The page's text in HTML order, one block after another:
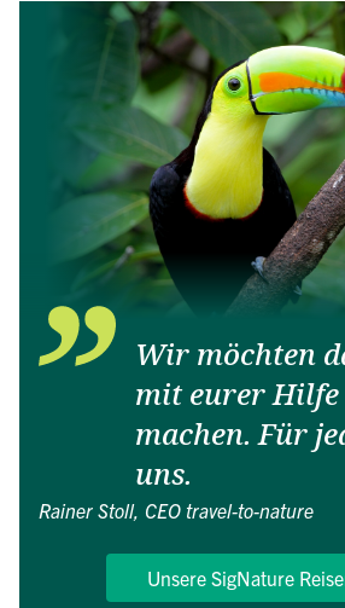
Wir möchten
mit eurer Hilfe
machen. Für
uns.
Rainer Stoll, CEO travel-to-nature
Unsere SigNature